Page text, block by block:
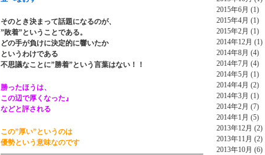
そのとき決まって話題になるのが、
”敗着”ということである。
どの手が負けに決定的に響いたか
というわけである
不思議なことに”勝着”という言葉はない！！
勝ったほうは、
この辺で厚くなった』
などと評される
この”厚い”というのは
優勢という意味なのです
2015年6月 (1)
2015年4月 (1)
2015年2月 (1)
2014年12月 (1)
2014年8月 (4)
2014年7月 (4)
2014年5月 (1)
2014年4月 (2)
2014年3月 (1)
2014年2月 (7)
2014年1月 (5)
2013年12月 (2)
2013年11月 (2)
2013年10月 (6)